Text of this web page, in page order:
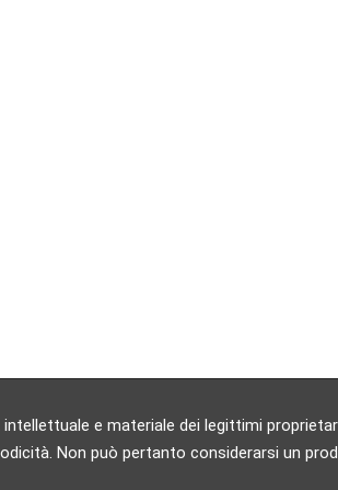
e materiale dei legittimi
Non può pertanto considerarsi un